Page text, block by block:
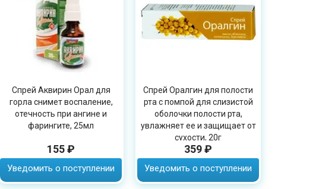
Спрей Аквирин Орал для
горла снимет воспаление,
отечность при ангине и
фарингите, 25мл
155 ₽
Уведомить о поступлении
Спрей Оралгин для полости
рта с помпой для слизистой
оболочки полости рта,
увлажняет ее и защищает от
сухости, 20г
359 ₽
Уведомить о поступлении